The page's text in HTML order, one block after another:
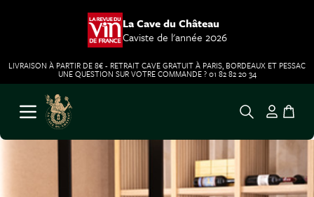
La Cave du Château
Caviste de l'année 2026
LIVRAISON À PARTIR DE 8€ - RETRAIT CAVE GRATUIT À PARIS, BORDEAUX ET PESSAC
UNE QUESTION SUR VOTRE COMMANDE ? 01 82 82 20 34
Aller au contenu
Ouvrir le menu